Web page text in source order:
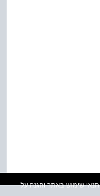
תנאי שימוש באתר והגנה על